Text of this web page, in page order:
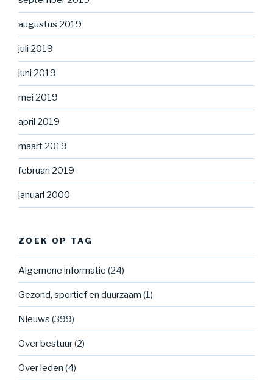
augustus 2019
juli 2019
juni 2019
mei 2019
april 2019
maart 2019
februari 2019
januari 2000
ZOEK OP TAG
Algemene informatie (24)
Gezond, sportief en duurzaam (1)
Nieuws (399)
Over bestuur(2)
Over leden (4)